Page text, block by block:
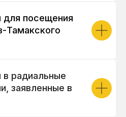
для посещения
Тамакского
в радиальные
заявленные в